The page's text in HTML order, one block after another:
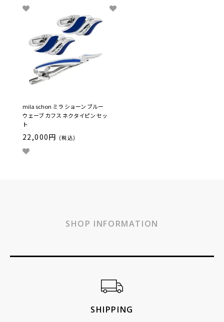
mila schon ミラ ショーン ブルー
ウェーブ カフス ネクタイピン セッ
ト
22,000円 (税込)
SHOP INFORMATION
SHIPPING